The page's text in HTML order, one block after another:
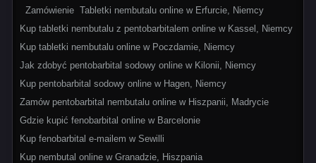
Zamówienie Tabletki nembutalu online w Erfurcie, Niemcy
Kup tabletki nembutalu z pentobarbitalem online w Kassel, Niemcy
Kup tabletki nembutalu online w Poczdamie, Niemcy
Jak zdobyć pentobarbital sodowy online w Kilonii, Niemcy
Kup pentobarbital sodowy online w Hagen, Niemcy
Zamów pentobarbital nembutalu online w Hiszpanii, Madrycie
Gdzie kupić fenobarbital online w Barcelonie
Kup fenobarbital e-mailem w Sewilli
Kup nembutal online w Granadzie, Hiszpania